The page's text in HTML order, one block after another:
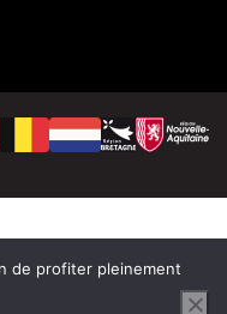
de profiter pleinement